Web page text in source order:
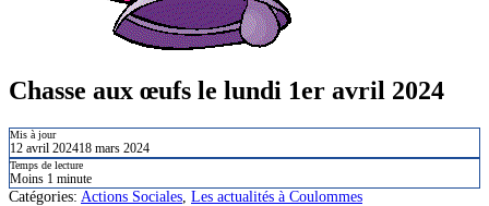
Chasse aux œufs le lundi 1er avril 2024
Mis à jour
12 avril 202418 mars 2024
Temps de lecture
Moins 1 minute
Catégories: Actions Sociales Les actualités à Coulommes